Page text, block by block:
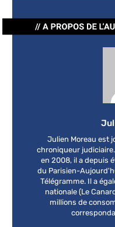
Julien Moreau est
chroniqueur
en 2008, il a depuis
du Parisien-
Télégramme. Il a
nationale (Le
millions de